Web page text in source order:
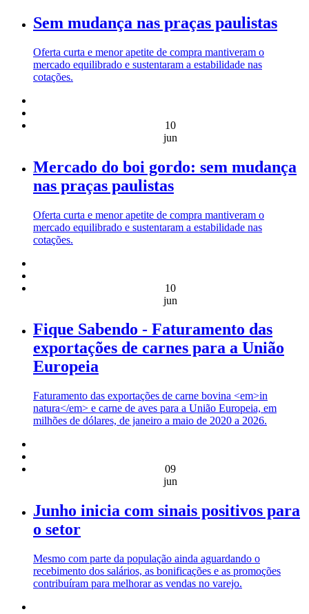
Sem mudança nas praças paulistas
Oferta curta e menor apetite de compra mantiveram o
mercado equilibrado e sustentaram a estabilidade nas
cotações.
10
jun
Mercado do boi gordo: sem mudança
nas praças paulistas
Oferta curta e menor apetite de compra mantiveram o
mercado equilibrado e sustentaram a estabilidade nas
cotações.
10
jun
Fique Sabendo - Faturamento das
exportações de carnes para a União
Europeia
Faturamento das exportações de carne bovina <em>in
natura</em> e carne de aves para a União Europeia, em
milhões de dólares, de janeiro a maio de 2020 a 2026.
09
jun
Junho inicia com sinais positivos para
o setor
Mesmo com parte da população ainda aguardando o
recebimento dos salários, as bonificações e as promoções
contribuíram para melhorar as vendas no varejo.